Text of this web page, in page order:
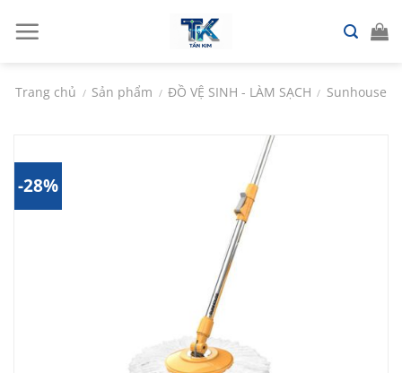
đến
Trang chủ / Sản phẩm / ĐỒ VỆ SINH - LÀM SẠCH / Sunhouse
-28%